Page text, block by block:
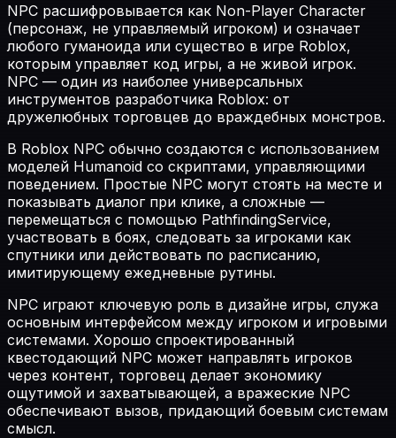
NPC расшифровывается как Non-Player Character
(персонаж, не управляемый игроком) и означает
любого гуманоида или существо в игре Roblox,
которым управляет код игры, а не живой игрок.
NPC — один из наиболее универсальных
инструментов разработчика Roblox: от
дружелюбных торговцев до враждебных монстров.
В Roblox NPC обычно создаются с использованием
моделей Humanoid со скриптами, управляющими
поведением. Простые NPC могут стоять на месте и
показывать диалог при клике, а сложные —
перемещаться с помощью PathfindingService,
участвовать в боях, следовать за игроками как
спутники или действовать по расписанию,
имитирующему ежедневные рутины.
NPC играют ключевую роль в дизайне игры, служа
основным интерфейсом между игроком и игровыми
системами. Хорошо спроектированный
квестодающий NPC может направлять игроков
через контент, торговец делает экономику
ощутимой и захватывающей, а вражеские NPC
обеспечивают вызов, придающий боевым системам
смысл.